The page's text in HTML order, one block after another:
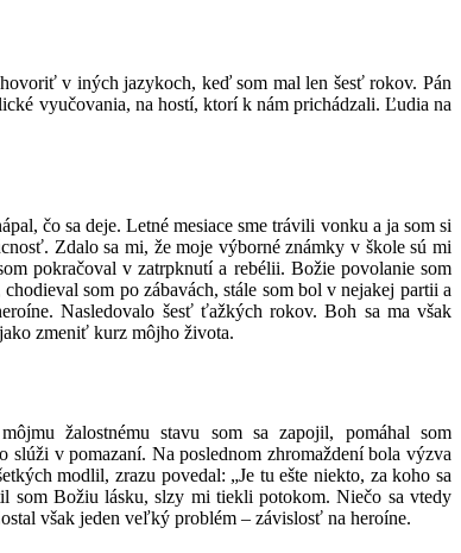
v iných jazykoch, keď som mal len šesť rokov. Pán
vyučovania, na hostí, ktorí k nám prichádzali. Ľudia na
čo sa deje. Letné mesiace sme trávili vonku a ja som si
Zdalo sa mi, že moje výborné známky v škole sú mi
pokračoval v zatrpknutí a rebélii. Božie povolanie som
som po zábavách, stále som bol v nejakej partii a
Nasledovalo šesť ťažkých rokov. Boh sa ma však
zmeniť kurz môjho života.
žalostnému stavu som sa zapojil, pomáhal som
v pomazaní. Na poslednom zhromaždení bola výzva
modlil, zrazu povedal: „Je tu ešte niekto, za koho sa
som Božiu lásku, slzy mi tiekli potokom. Niečo sa vtedy
však jeden veľký problém – závislosť na heroíne.